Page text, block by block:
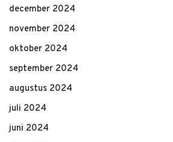
december 2024
november 2024
oktober 2024
september 2024
augustus 2024
juli 2024
juni 2024